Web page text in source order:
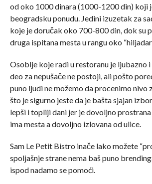
od oko 1000 dinara (1000-1200 din) koji
beogradsku ponudu. Jedini izuzetak za
koje je doručak oko 700-800 din, dok su
druga ispitana mesta u rangu oko
Osoblje koje radi u restoranu je ljubazno
deo za nepušače ne postoji, ali pošto
puno ljudi ne možemo da procenimo nivo
što je sigurno jeste da je bašta sjajan
lepši i topliji dani jer je dovoljno
ima mesta a dovoljno izlovana od ulice.
Sam Le Petit Bistro inače lako možete
spoljašnje strane nema baš puno
ispod nadamo se pomoći.